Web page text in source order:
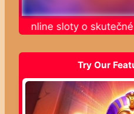
online sloty o skutečné
Try Our